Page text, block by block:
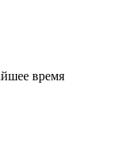
время